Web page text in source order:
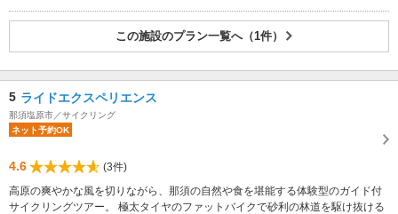
この施設のプラン一覧へ（1件）
5 ライドエクスペリエンス
那須塩原市／サイクリング
ネット予約OK
4.6
(3件)
高原の爽やかな風を切りながら、那須の自然や食を堪能する体験型のガイド付
サイクリングツアー。 極太タイヤのファットバイクで砂利の林道を駆け抜ける